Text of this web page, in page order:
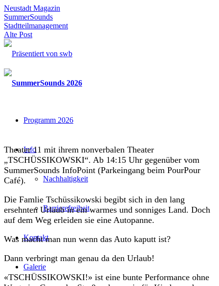
Neustadt Magazin
SummerSounds
Stadtteilmanagement
Alte Post
Programm 2026
Info
Nachhaltigkeit
Barrierefreiheit
Kontakt
Galerie
Theater 11 mit ihrem nonverbalen Theater
„TSCHÜSSIKOWSKI“. Ab 14:15 Uhr gegenüber vom
SummerSounds InfoPoint (Parkeingang beim PourPour
Café).
Die Famlie Tschüssikowski begibt sich in den lang
ersehnten Urlaub in ein warmes und sonniges Land. Doch
auf dem Weg erleiden sie eine Autopanne.
Was macht man nun wenn das Auto kaputt ist?
Dann verbringt man genau da den Urlaub!
«TSCHÜSSIKOWSKI!» ist eine bunte Performance ohne